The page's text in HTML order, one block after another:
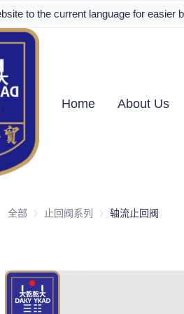
to the current language for easier
Home About Us
全部 止回阀系列 止回阀系列
轴流止回阀